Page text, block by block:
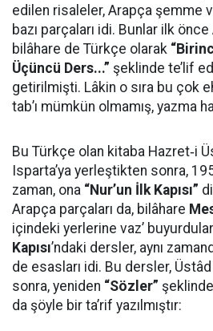
edilen risaleler, Arapça şemme
bazı parçaları idi. Bunlar ilk
bilâhare de Türkçe olarak
Üçüncü Ders...” şeklinde te’lif
getirilmişti. Lâkin o sıra bu çok
tab’ı mümkün olmamış, yazma
Bu Türkçe olan kitaba Hazret‑i
Isparta’ya yerleştikten sonra,
zaman, ona “Nur’un İlk Kapısı”
Arapça parçaları da, bilâhare
içindeki yerlerine vaz’
Kapısı’ndaki dersler, aynı
de esasları idi. Bu dersler,
sonra, yeniden “Sözler”
da şöyle bir ta’rif yazılmıştır: